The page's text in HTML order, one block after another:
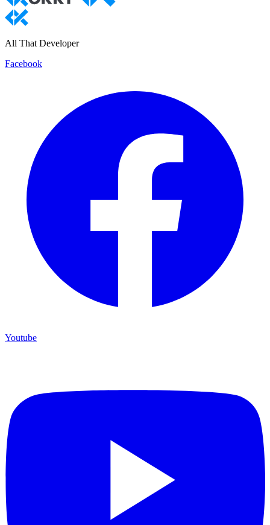
All That Developer
Facebook
Youtube